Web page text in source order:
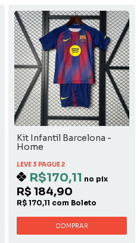
Kit Infantil Barcelona -
Home
LEVE 3 PAGUE 2
R$170,11 no pix
R$ 184,90
R$ 170,11 com Boleto
COMPRAR